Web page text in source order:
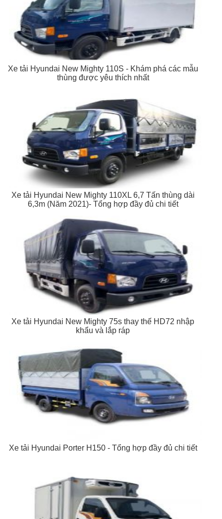
Xe tải Hyundai New Mighty 110S - Khám phá các mẫu
thùng được yêu thích nhất
Xe tải Hyundai New Mighty 110XL 6,7 Tấn thùng dài
6,3m (Năm 2021)- Tổng hợp đầy đủ chi tiết
Xe tải Hyundai New Mighty 75s thay thế HD72 nhập
khẩu và lắp ráp
Xe tải Hyundai Porter H150 - Tổng hợp đầy đủ chi tiết